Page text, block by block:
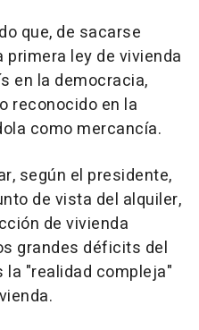
que, de sacarse
ley de vivienda
en la democracia,
reconocido en la
como mercancía.
según el presidente,
de vista del alquiler,
de vivienda
grandes déficits del
la "realidad compleja"